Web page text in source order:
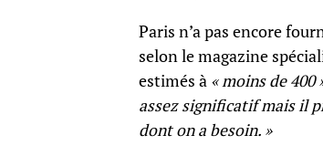
Paris n’a pas encore
selon le magazine
estimés à « moins de 400
assez significatif mais il
dont on a besoin. »